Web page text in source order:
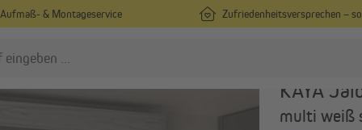
Aufmaß- & Montageservice Zufriedenheitsversprechen –
KAYA
multi weiß